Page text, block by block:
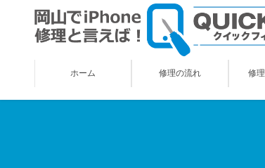
ホーム 修理の流れ 修